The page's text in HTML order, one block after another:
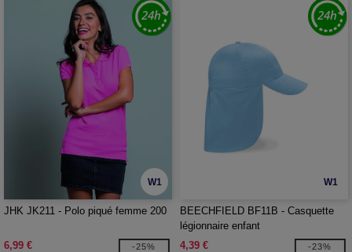
W1
JHK JK211 - Polo piqué femme 200
6,99 € -25%
W1
BEECHFIELD BF11B - Casquette
légionnaire enfant
4,39 €
-23%